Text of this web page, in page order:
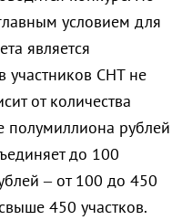
условием для
является
участников СНТ не
от количества
полумиллиона рублей
до 100
– от 100 до 450
450 участков.